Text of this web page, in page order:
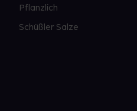
Pflanzlich
Schüßler Salze